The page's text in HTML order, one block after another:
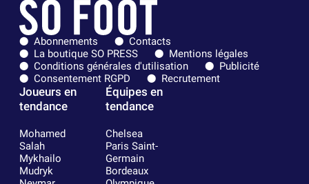
Abonnements
Contacts
La boutique SO PRESS
Mentions légales
Conditions générales d'utilisation
Publicité
Consentement RGPD
Recrutement
Joueurs en
tendance
Mohamed
Salah
Mykhailo
Mudryk
Équipes en
tendance
Chelsea
Paris Saint-
Germain
Bordeaux